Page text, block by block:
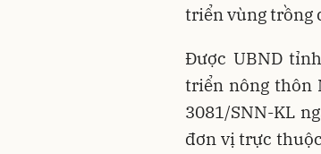
triển vùng trồng
Được UBND
triển nông thôn
3081/SNN-KL
đơn vị trực